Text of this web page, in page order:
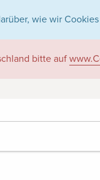
wie wir
bitte auf